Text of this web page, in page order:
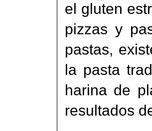
el gluten
pizzas y
pastas,
la pasta
harina de
resultados